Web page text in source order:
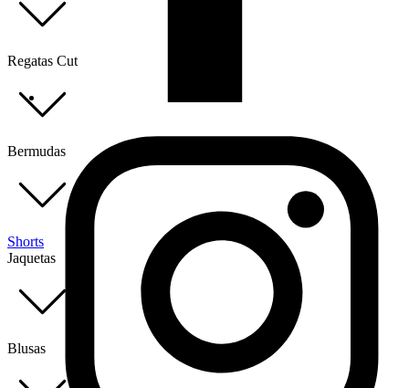
Regatas Cut
Bermudas
Shorts
Jaquetas
Blusas